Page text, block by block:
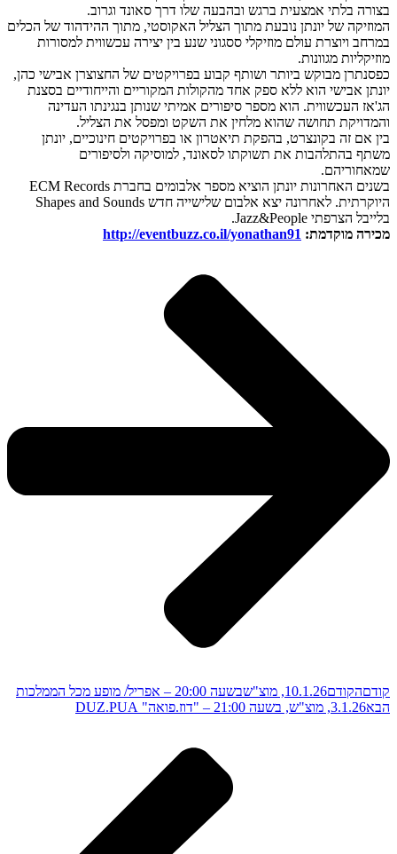
בצורה בלתי אמצעית ברגש ובהבעה שלו דרך סאונד וגרוב.
המוזיקה של יונתן נובעת מתוך הצליל האקוסטי, מתוך ההידהוד של הכלים
במרחב ויוצרת עולם מוזיקלי ססגוני שנע בין יצירה עכשווית למסורות
מוזיקליות מגוונות.
כפסנתרן מבוקש ביותר ושותף קבוע בפרויקטים של החצוצרן אבישי כהן,
יונתן אבישי הוא ללא ספק אחד מהקולות המקוריים והייחודיים בסצנת
הג'אז העכשווית. הוא מספר סיפורים אמיתי שנותן בנגינתו העדינה
והמדויקת תחושה שהוא מלחין את השקט ומפסל את הצליל.
בין אם זה בקונצרט, בהפקת תיאטרון או בפרויקטים חינוכיים, יונתן
משתף בהתלהבות את תשוקתו לסאונד, למוסיקה ולסיפורים
שמאחוריהם.
בשנים האחרונות יונתן הוציא מספר אלבומים בחברת ECM Records
היוקרתית. לאחרונה יצא אלבום שלישייה חדש Shapes and Sounds
בלייבל הצרפתי Jazz&People.
מכירה מוקדמת: http://eventbuzz.co.il/yonathan91
קודםהקודם10.1.26, מוצ"שבשעה 20:00 – אפריל/ מופע מכל הממלכות
הבא3.1.26, מוצ"ש, בשעה 21:00 – "דוז.פואה" DUZ.PUA